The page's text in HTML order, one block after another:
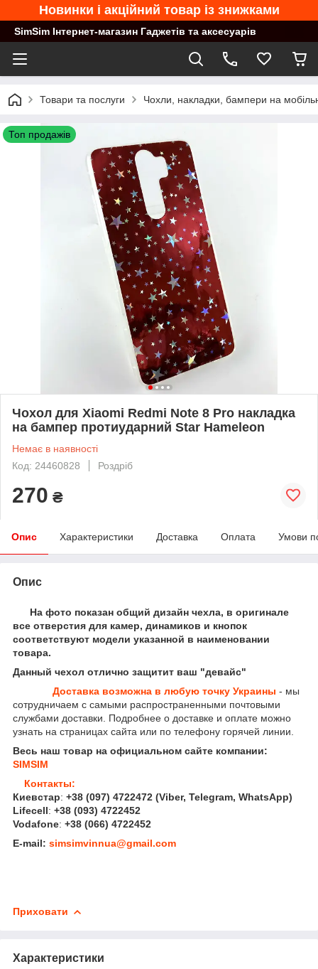
Новинки і акційний товар із знижками
SimSim Інтернет-магазин Гаджетів та аксесуарів
Товари та послуги Чохли, накладки, бампери на
Топ продажів
Чохол для Xiaomi Redmi Note 8 Pro накладка
на бампер протиударний Star Hameleon
Немає в наявності
Код: 24460828
Роздріб
270 ₴
Опис Характеристики Доставка Оплата Умови
Опис
На фото показан общий дизайн чехла, в оригинале
все отверстия для камер, динамиков и кнопок
соответствуют модели указанной в наименовании
товара.
Данный чехол отлично защитит ваш "девайс"
Доставка возможна в любую точку Украины - мы
сотрудничаем с самыми распространенными почтовыми
службами доставки. Подробнее о доставке и оплате можно
узнать на страницах сайта или по телефону горячей линии.
Весь наш товар на официальном сайте компании:
SIMSIM
Контакты:
Киевстар: +38 (097) 4722472 (Viber, Telegram, WhatsApp)
Lifecell: +38 (093) 4722452
Vodafone: +38 (066) 4722452
E-mail: simsimvinnua@gmail.com
Приховати
Характеристики